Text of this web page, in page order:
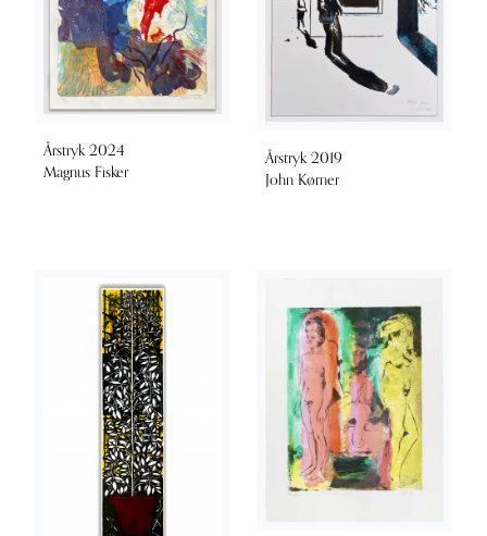
Årstryk 2024
Magnus Fisker
Årstryk 2019
John Kørner